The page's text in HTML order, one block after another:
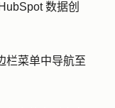
数据创
栏菜单中导航至